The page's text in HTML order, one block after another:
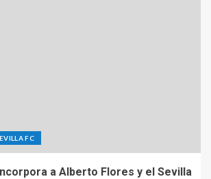
FC
a Alberto Flores y el Sevilla